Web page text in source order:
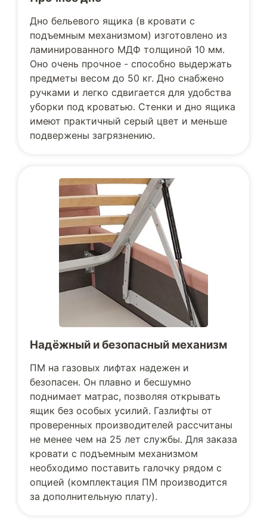
Дно бельевого ящика (в кровати с
подъемным механизмом) изготовлено из
ламинированного МДФ толщиной 10 мм.
Оно очень прочное - способно выдержать
предметы весом до 50 кг. Дно снабжено
ручками и легко сдвигается для удобства
уборки под кроватью. Стенки и дно ящика
имеют практичный серый цвет и меньше
подвержены загрязнению.
Надёжный и безопасный механизм
ПМ на газовых лифтах надежен и
безопасен. Он плавно и бесшумно
поднимает матрас, позволяя открывать
ящик без особых усилий. Газлифты от
проверенных производителей рассчитаны
не менее чем на 25 лет службы. Для заказа
кровати с подъемным механизмом
необходимо поставить галочку рядом с
опцией (комплектация ПМ производится
за дополнительную плату).